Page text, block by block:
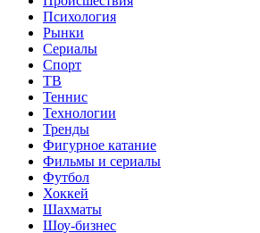
Психология
Рынки
Сериалы
Спорт
ТВ
Теннис
Технологии
Тренды
Фигурное катание
Фильмы и сериалы
Футбол
Хоккей
Шахматы
Шоу-бизнес